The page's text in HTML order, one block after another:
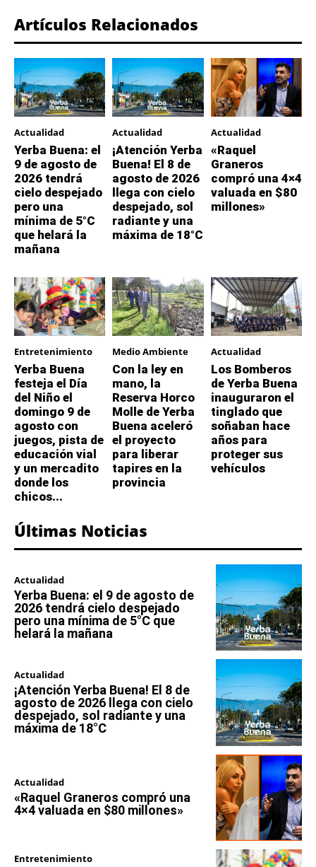
Artículos Relacionados
Actualidad
Yerba Buena: el
9 de agosto de
2026 tendrá
cielo despejado
pero una
mínima de 5°C
que helará la
mañana
Actualidad
¡Atención Yerba
Buena! El 8 de
agosto de 2026
llega con cielo
despejado, sol
radiante y una
máxima de 18°C
Actualidad
«Raquel
Graneros
compró una 4×4
valuada en $80
millones»
Entretenimiento
Yerba Buena
festeja el Día
del Niño el
domingo 9 de
agosto con
juegos, pista de
educación vial
y un mercadito
donde los
chicos...
Medio Ambiente
Con la ley en
mano, la
Reserva Horco
Molle de Yerba
Buena aceleró
el proyecto
para liberar
tapires en la
provincia
Actualidad
Los Bomberos
de Yerba Buena
inauguraron el
tinglado que
soñaban hace
años para
proteger sus
vehículos
Últimas Noticias
Actualidad
Yerba Buena: el 9 de agosto de
2026 tendrá cielo despejado
pero una mínima de 5°C que
helará la mañana
Actualidad
¡Atención Yerba Buena! El 8 de
agosto de 2026 llega con cielo
despejado, sol radiante y una
máxima de 18°C
Actualidad
«Raquel Graneros compró una
4×4 valuada en $80 millones»
Entretenimiento